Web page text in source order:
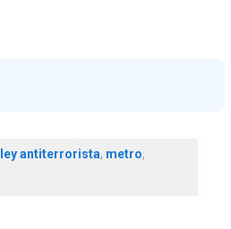
ley antiterrorista, metro,